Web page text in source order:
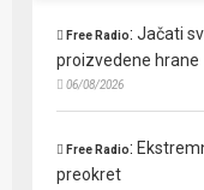
Free Radio:Jačati
proizvedene hrane
06/08/2026
Free Radio:
preokret